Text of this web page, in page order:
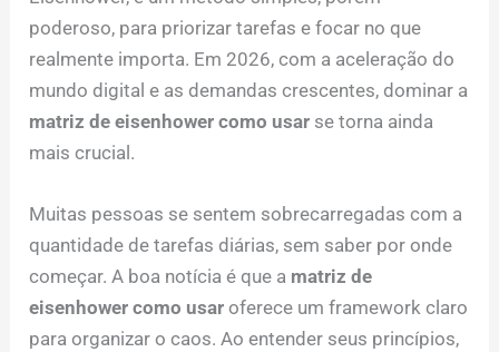
poderoso, para priorizar tarefas e focar no que
realmente importa. Em 2026, com a aceleração do
mundo digital e as demandas crescentes, dominar a
matriz de eisenhower como usar se torna ainda
mais crucial.
Muitas pessoas se sentem sobrecarregadas com a
quantidade de tarefas diárias, sem saber por onde
começar. A boa notícia é que a matriz de
eisenhower como usar oferece um framework claro
para organizar o caos. Ao entender seus princípios,